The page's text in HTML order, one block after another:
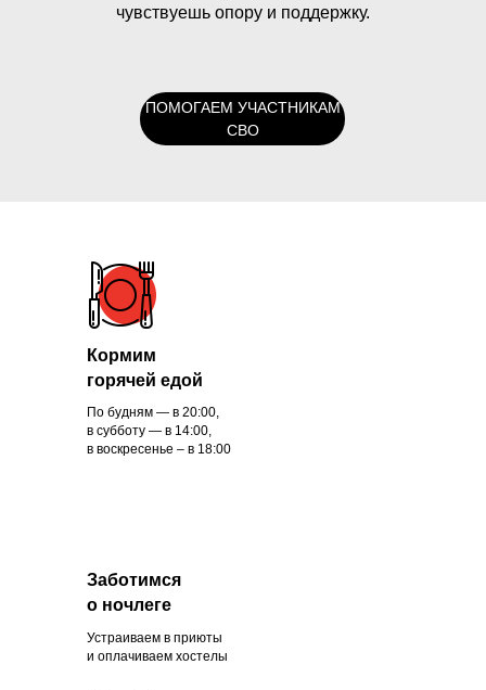
ПОМОГАЕМ УЧАСТНИКАМ
СВО
чувствуешь опору и поддержку.
По будням — в 20:00,
в субботу — в 14:00,
в воскресенье – в 18:00
Устраиваем в приюты
и оплачиваем хостелы
Кормим
горячей едой
Заботимся
о ночлеге